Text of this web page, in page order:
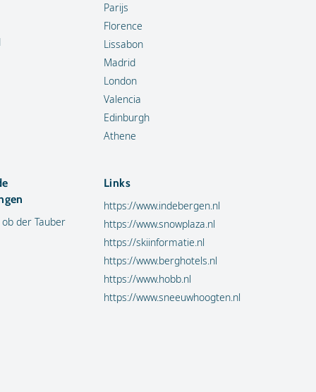
Parijs
Florence
Lissabon
Madrid
London
Valencia
Edinburgh
Athene
der Tauber
Links
https://www.indebergen.nl
https://www.snowplaza.nl
https://skiinformatie.nl
https://www.berghotels.nl
https://www.hobb.nl
https://www.sneeuwhoogten.nl